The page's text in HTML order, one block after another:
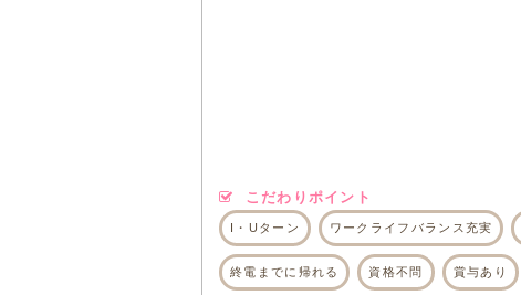
こだわりポイント
I・Uターン ワークライフバランス充実
終電までに帰れる 資格不問 賞与あり